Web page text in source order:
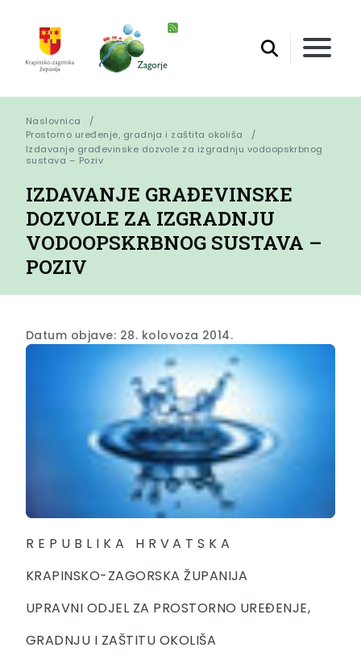
Naslovnica
Prostorno uređenje, gradnja i zaštita okoliša
Izdavanje građevinske dozvole za izgradnju vodoopskrbnog
sustava – Poziv
IZDAVANJE GRAĐEVINSKE
DOZVOLE ZA IZGRADNJU
VODOOPSKRBNOG SUSTAVA –
POZIV
Datum objave: 28. kolovoza 2014.
R E P U B L I K A H R V A T S K A
KRAPINSKO-ZAGORSKA ŽUPANIJA
UPRAVNI ODJEL ZA PROSTORNO UREĐENJE,
GRADNJU I ZAŠTITU OKOLIŠA